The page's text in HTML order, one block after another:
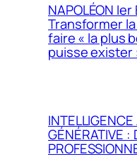
NAPOLÉON Ier
Transformer
faire « la plus
puisse exister
GÉNÉRATIVE :